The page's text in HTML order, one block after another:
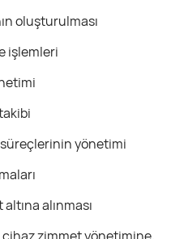
oluşturulması
işlemleri
yönetimi
alınması